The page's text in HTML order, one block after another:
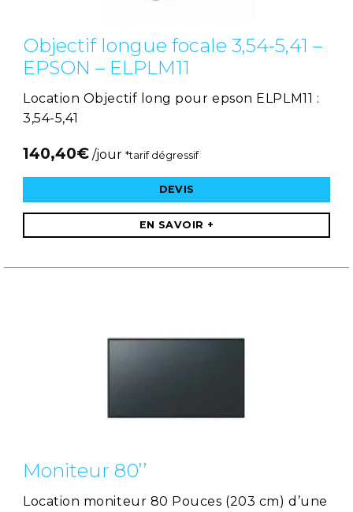
Objectif longue focale 3,54-5,41 –
EPSON – ELPLM11
Location Objectif long pour epson ELPLM11 :
3,54-5,41
140,40€ /jour *tarif dégressif
DEVIS
EN SAVOIR +
Moniteur 80’’
Location moniteur 80 Pouces (203 cm) d’une